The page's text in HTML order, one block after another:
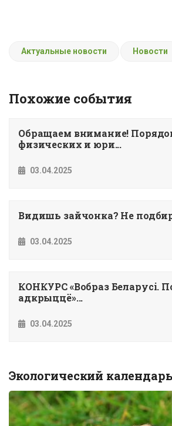
Актуальные новости Новости
Похожие события
Обращаем внимание!
физических и юри...
03.04.2025
Видишь зайчонка? Не
03.04.2025
КОНКУРС «Вобраз Беларусi.
адкрыццё»...
03.04.2025
Экологический календарь